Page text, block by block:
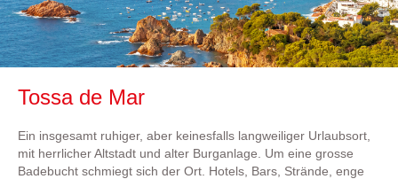
Tossa de Mar
Ein insgesamt ruhiger, aber keinesfalls langweiliger Urlaubsort,
mit herrlicher Altstadt und alter Burganlage. Um eine grosse
Badebucht schmiegt sich der Ort. Hotels, Bars, Strände, enge